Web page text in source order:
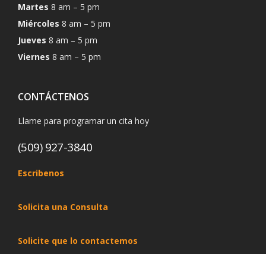
Martes 8 am – 5 pm
Miércoles 8 am – 5 pm
Jueves 8 am – 5 pm
Viernes 8 am – 5 pm
CONTÁCTENOS
Llame para programar un cita hoy
(509) 927-3840
Escribenos
Solicita una Consulta
Solicite que lo contactemos